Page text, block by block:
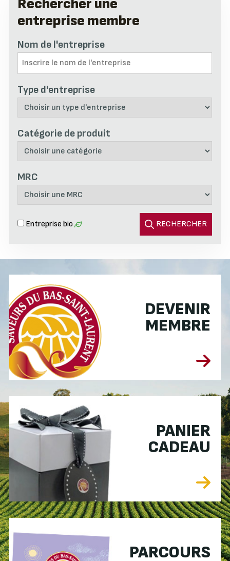
Rechercher une
entreprise membre
Nom de l'entreprise
Type d'entreprise
Catégorie de produit
MRC
Entreprise bio RECHERCHER
DEVENIR
MEMBRE
PANIER
CADEAU
PARCOURS